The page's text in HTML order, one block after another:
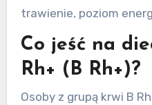
trawienie, poziom
Co jeść na
Rh+ (B Rh+)?
Osoby z grupą krwi B